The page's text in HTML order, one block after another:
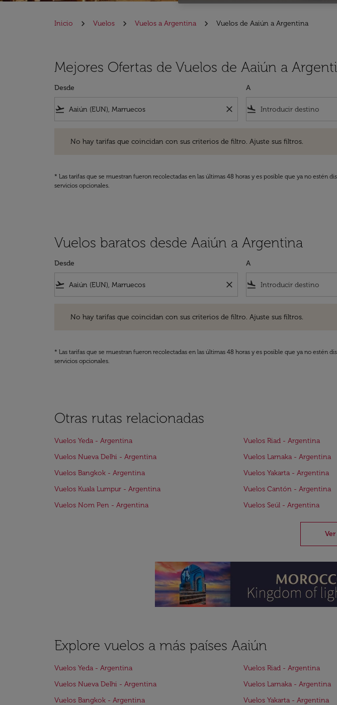
Inicio Vuelos Vuelos a Argentina Vuelos de Aaiún a Argentina
Mejores Ofertas de Vuelos de Aaiún a
Desde
flight_takeoff close
A
flight_land
No hay tarifas que coincidan con sus criterios de filtro. Ajuste sus filtros.
* Las tarifas que se muestran fueron recolectadas en las últimas 48 horas y es posible que ya no estén
servicios opcionales.
Vuelos baratos desde Aaiún a Argentina
Desde
flight_takeoff close
A
flight_land
No hay tarifas que coincidan con sus criterios de filtro. Ajuste sus filtros.
* Las tarifas que se muestran fueron recolectadas en las últimas 48 horas y es posible que ya no estén
servicios opcionales.
Otras rutas relacionadas
Vuelos Yeda - Argentina Vuelos Riad - Argentina
Vuelos Nueva Delhi - Argentina
Vuelos Larnaka - Argentina
Vuelos Bangkok - Argentina
Vuelos Yakarta - Argentina
Vuelos Kuala Lumpur - Argentina
Vuelos Cantón - Argentina
Vuelos Nom Pen - Argentina
Vuelos Seúl - Argentina
Explore vuelos a más países Aaiún
Vuelos Yeda - Argentina Vuelos Riad - Argentina
Vuelos Nueva Delhi - Argentina
Vuelos Larnaka - Argentina
Vuelos Bangkok - Argentina
Vuelos Yakarta - Argentina